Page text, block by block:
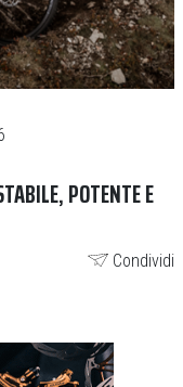
POTENTE E
Condividi